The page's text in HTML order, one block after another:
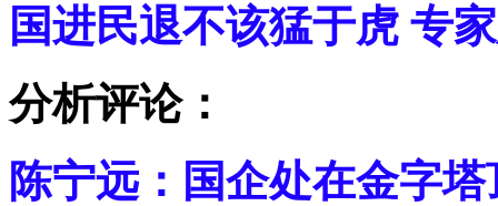
国进民退不该猛于虎 专
分析评论：
陈宁远：国企处在金字